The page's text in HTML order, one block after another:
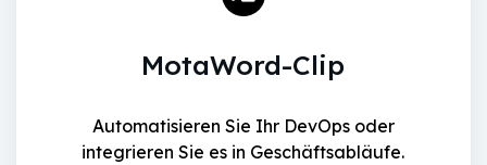
MotaWord-Clip
Automatisieren Sie Ihr DevOps oder
integrieren Sie es in Geschäftsabläufe.